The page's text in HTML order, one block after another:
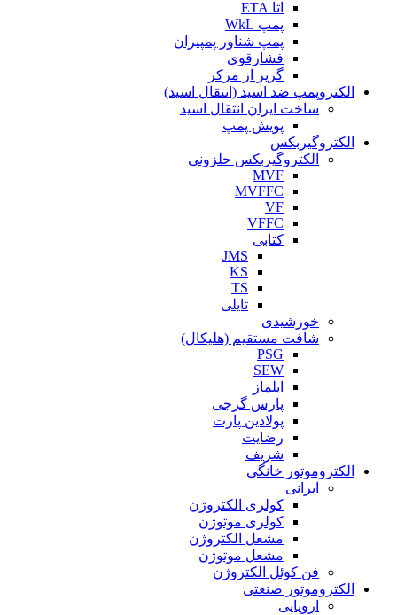
اتا ETA
پمپ WkL
پمپ شناور پمپیران
فشارقوی
گریز از مرکز
الکتروپمپ ضد اسید (انتقال اسید)
ساخت ایران انتقال اسید
پویش پمپ
الکتروگیربکس
الکتروگیربکس حلزونی
MVF
MVFFC
VF
VFFC
کتابی
JMS
KS
TS
تایلی
خورشیدی
شافت مستقیم (هلیکال)
PSG
SEW
ایلماز
پارس گرجی
پولادین پارت
رضایت
شریف
الکتروموتور خانگی
ایرانی
کولری الکتروژن
کولری موتوژن
مشعل الکتروژن
مشعل موتوژن
فن کوئل الکتروژن
الکتروموتور صنعتی
اروپایی